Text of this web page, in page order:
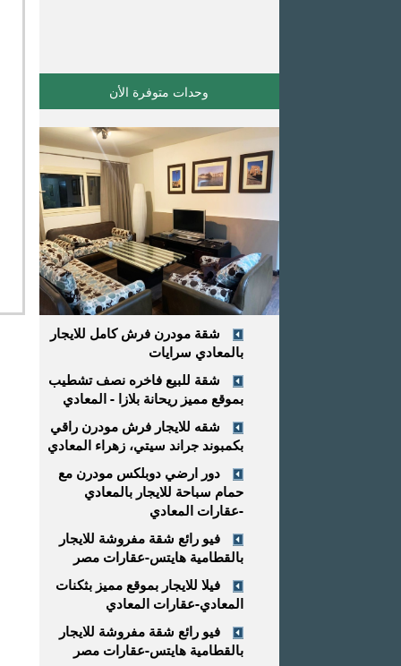
وحدات متوفرة اﻷن
شقة مودرن فرش كامل للايجار
بالمعادي سرايات
شقة للبيع فاخره نصف تشطيب
بموقع مميز ريحانة بلازا - المعادي
شقه للايجار فرش مودرن راقي
بكمبوند جراند سيتي، زهراء المعادي
دور ارضي دوبلكس مودرن مع
حمام سباحة للايجار بالمعادي
-عقارات المعادي
فيو رائع شقة مفروشة للايجار
بالقطامية هايتس-عقارات مصر
فيلا للايجار بموقع مميز بثكنات
المعادي-عقارات المعادي
فيو رائع شقة مفروشة للايجار
بالقطامية هايتس-عقارات مصر